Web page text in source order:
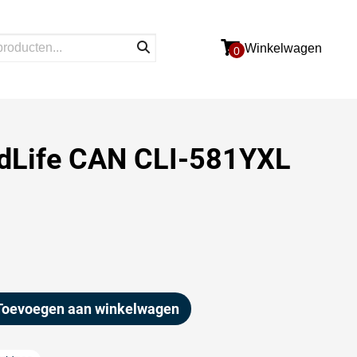
0 Winkelwagen
CAN CLI-581YXL
aan winkelwagen